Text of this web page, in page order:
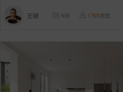
王研 6张 1765浏览